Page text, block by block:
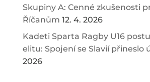
Skupiny A: Cenné zkušenosti
Říčanům 12. 4. 2026
Kadeti Sparta Ragby U16
elitu: Spojení se Slavií přineslo
2026